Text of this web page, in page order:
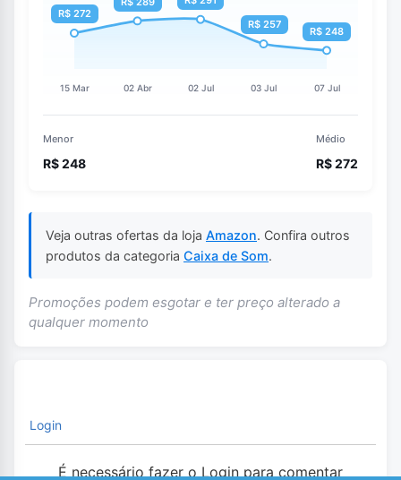
Menor
R$ 248
Médio
R$ 272
Veja outras ofertas da loja Amazon. Confira outros
produtos da categoria Caixa de Som.
Promoções podem esgotar e ter preço alterado a
qualquer momento
Login
É necessário fazer o Login para comentar